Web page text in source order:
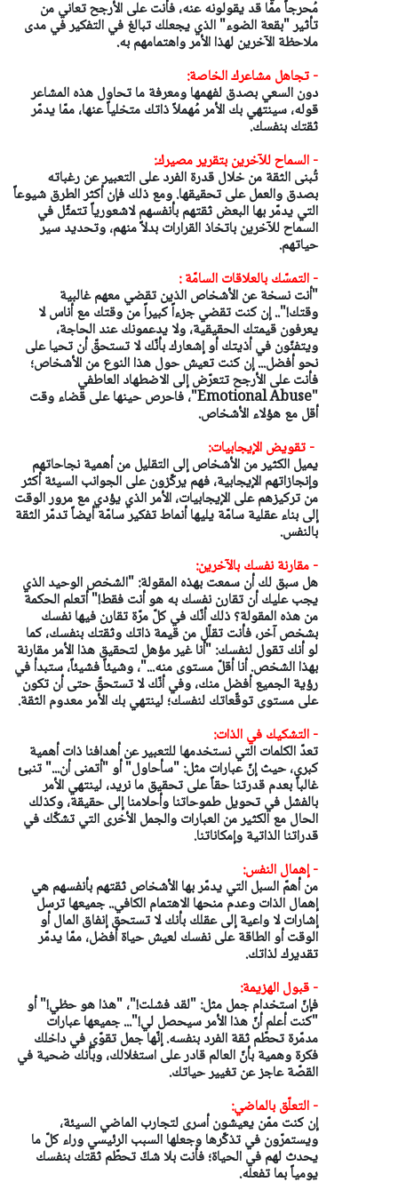
مُحرجاً ممّا قد يقولونه عنه، فأنت على الأرجح تعاني من
تأثير "بقعة الضوء" الذي يجعلك تبالغ في التفكير في مدى
ملاحظة الآخرين لهذا الأمر واهتمامهم به.
- تجاهل مشاعرك الخاصة:
دون السعي بصدق لفهمها ومعرفة ما تحاول هذه المشاعر
قوله، سينتهي بك الأمر مُهملاً ذاتك متخلياً عنها، ممّا يدمّر
ثقتك بنفسك.
- السماح للآخرين بتقرير مصيرك:
تُبنى الثقة من خلال قدرة الفرد على التعبير عن رغباته
بصدق والعمل على تحقيقها. ومع ذلك فإن أكثر الطرق شيوعاً
التي يدمّر بها البعض ثقتهم بأنفسهم لاشعورياً تتمثّل في
السماح للآخرين باتخاذ القرارات بدلاً منهم، وتحديد سير
حياتهم.
- التمسّك بالعلاقات السامّة :
"أنت نسخة عن الأشخاص الذين تقضي معهم غالبية
وقتك!".. إن كنت تقضي جزءاً كبيراً من وقتك مع أناس لا
يعرفون قيمتك الحقيقية، ولا يدعمونك عند الحاجة،
ويتفنّون في أذيتك أو إشعارك بأنّك لا تستحقّ أن تحيا على
نحو أفضل... إن كنت تعيش حول هذا النوع من الأشخاص؛
فأنت على الأرجح تتعرّض إلى الاضطهاد العاطفي
"Emotional Abuse"، فاحرص حينها على قضاء وقت
أقل مع هؤلاء الأشخاص.
- تقويض الإيجابيات:
يميل الكثير من الأشخاص إلى التقليل من أهمية نجاحاتهم
وإنجازاتهم الإيجابية، فهم يركّزون على الجوانب السيئة أكثر
من تركيزهم على الإيجابيات، الأمر الذي يؤدي مع مرور الوقت
إلى بناء عقلية سامّة يليها أنماط تفكير سامّة أيضاً تدمّر الثقة
بالنفس.
- مقارنة نفسك بالآخرين:
هل سبق لك أن سمعت بهذه المقولة: "الشخص الوحيد الذي
يجب عليك أن تقارن نفسك به هو أنت فقط!" أتعلم الحكمة
من هذه المقولة؟ ذلك أنّك في كلّ مرّة تقارن فيها نفسك
بشخص آخر، فأنت تقلّل من قيمة ذاتك وثقتك بنفسك، كما
لو أنك تقول لنفسك: "أنا غير مؤهل لتحقيق هذا الأمر مقارنة
بهذا الشخص. أنا أقلّ مستوى منه..."، وشيئاً فشيئاً، ستبدأ في
رؤية الجميع أفضل منك، وفي أنّك لا تستحقّ حتى أن تكون
على مستوى توقّعاتك لنفسك؛ لينتهي بك الأمر معدوم الثقة.
- التشكيك في الذات:
تعدّ الكلمات التي نستخدمها للتعبير عن أهدافنا ذات أهمية
كبرى، حيث إنّ عبارات مثل: "سأحاول" أو "أتمنى أن..." تنبئ
غالباً بعدم قدرتنا حقاً على تحقيق ما نريد، لينتهي الأمر
بالفشل في تحويل طموحاتنا وأحلامنا إلى حقيقة، وكذلك
الحال مع الكثير من العبارات والجمل الأخرى التي تشكّك في
قدراتنا الذاتية وإمكاناتنا.
- إهمال النفس:
من أهمّ السبل التي يدمّر بها الأشخاص ثقتهم بأنفسهم هي
إهمال الذات وعدم منحها الاهتمام الكافي.. جميعها ترسل
إشارات لا واعية إلى عقلك بأنك لا تستحق إنفاق المال أو
الوقت أو الطاقة على نفسك لعيش حياة أفضل، ممّا يدمّر
تقديرك لذاتك.
- قبول الهزيمة:
فإنّ استخدام جمل مثل: "لقد فشلت!"، "هذا هو حظي!" أو
"كنت أعلم أنّ هذا الأمر سيحصل لي!"... جميعها عبارات
مدمّرة تحطّم ثقة الفرد بنفسه. إنّها جمل تقوّي في داخلك
فكرة وهمية بأنّ العالم قادر على استغلالك، وبأنك ضحية في
القصّة عاجز عن تغيير حياتك.
- التعلّق بالماضي:
إن كنت ممّن يعيشون أسرى لتجارب الماضي السيئة،
ويستمرّون في تذكّرها وجعلها السبب الرئيسي وراء كلّ ما
يحدث لهم في الحياة؛ فأنت بلا شكّ تحطّم ثقتك بنفسك
يومياً بما تفعله.